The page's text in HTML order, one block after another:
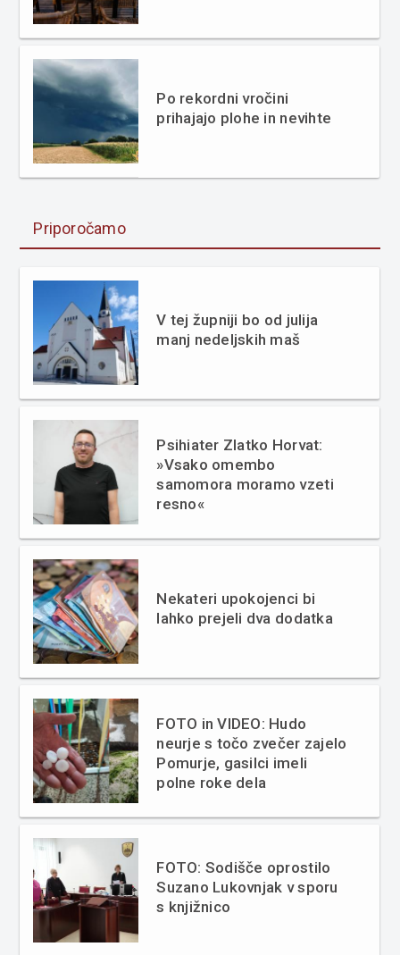
Po rekordni vročini
prihajajo plohe in nevihte
Priporočamo
V tej župniji bo od julija
manj nedeljskih maš
Psihiater Zlatko Horvat:
»Vsako omembo
samomora moramo vzeti
resno«
Nekateri upokojenci bi
lahko prejeli dva dodatka
FOTO in VIDEO: Hudo
neurje s točo zvečer zajelo
Pomurje, gasilci imeli
polne roke dela
FOTO: Sodišče oprostilo
Suzano Lukovnjak v sporu
s knjižnico